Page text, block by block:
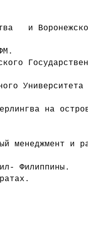
и
на
менеджмент и
Филиппины.